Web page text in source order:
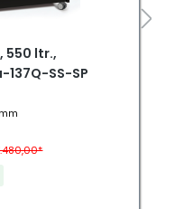
550 ltr.,
SS-SP